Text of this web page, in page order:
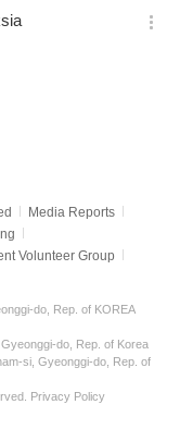
기
옵
Media Reports
Volunteer Group
do, Rep. of KOREA
do, Rep. of Korea
si, Gyeonggi-do, Rep. of
Privacy Policy